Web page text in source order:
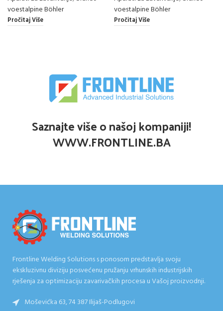
voestalpine Böhler
Pročitaj Više
voestalpine Böhler
Pročitaj Više
Saznajte više o našoj kompaniji!
WWW.FRONTLINE.BA
Frontline Welding Solutions s ponosom predstavlja svoju
ekskluzivnu diviziju posvećenu pružanju vrhunskih industrijskih
rješenja za optimizaciju zavarivačkih procesa u Vašoj proizvodnji.
Moševićka 63, 74 387 Ilijaš-Podlugovi